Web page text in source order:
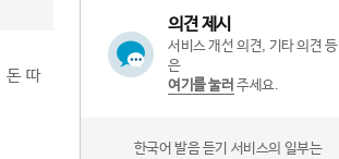
돈 따
의견 제시
서비스 개선 의견, 기타 의견 등
은
여기를 눌러 주세요.
한국어 발음 듣기 서비스의 일부는